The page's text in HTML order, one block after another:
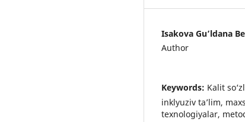
Isakova Gu’ldana
Author
Keywords: Kаlit
inklyuziv tа’lim,
texnоlоgiyаlаr,